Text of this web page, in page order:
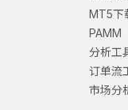
MT5下
PAMM
分析工
订单流
市场分